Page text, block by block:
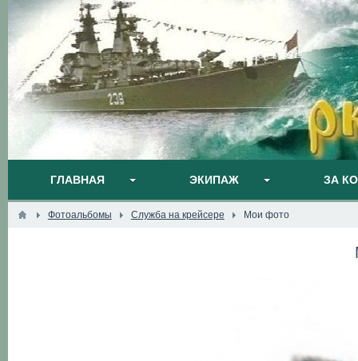
ГЛАВНАЯ ЭКИПАЖ ЗА
Фотоальбомы Служба на крейсере Мои фото